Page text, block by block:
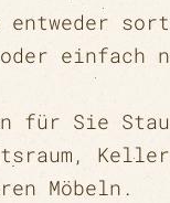
entweder
einfach
für Sie
Möbeln.